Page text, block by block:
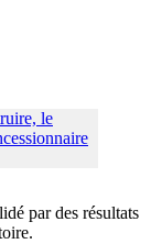
par des résultats